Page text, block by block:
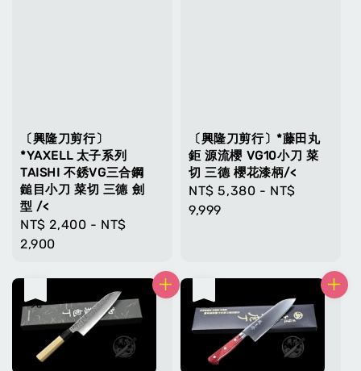
〔興隆刀剪行〕
*YAXELL 太子系列
TAISHI 不銹VG三合鋼
鎚目小刀 菜切 三德 劍
型 /<
Regular
price
NT$ 2,400 - NT$
2,900
〔興隆刀剪行〕*藤田丸
鉅 源流櫻 VG10小刀 菜
切 三德 櫻花漆柄/<
Regular
price
NT$ 5,380 - NT$
9,999